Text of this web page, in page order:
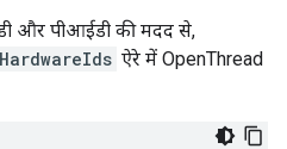
और पीआईडी की मदद से,
ऐरे में OpenThread